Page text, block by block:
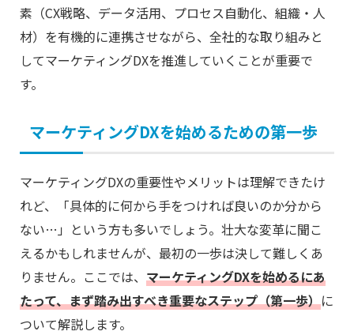
素（CX戦略、データ活用、プロセス自動化、組織・人
材）を有機的に連携させながら、全社的な取り組みと
してマーケティングDXを推進していくことが重要で
す。
マーケティングDXを始めるための第一歩
マーケティングDXの重要性やメリットは理解できたけ
れど、「具体的に何から手をつければ良いのか分から
ない…」という方も多いでしょう。壮大な変革に聞こ
えるかもしれませんが、最初の一歩は決して難しくあ
りません。ここでは、 マーケティングDXを始めるにあ
たって、まず踏み出すべき重要なステップ（第一歩）に
ついて解説します。